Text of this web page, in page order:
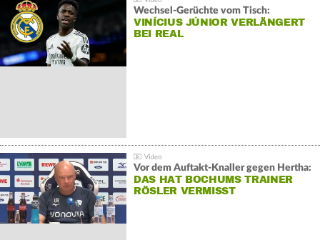
Wechsel-Gerüchte vom Tisch:
VINÍCIUS JÚNIOR VERLÄNGERT
BEI REAL
Vor dem Auftakt-Knaller gegen Hertha:
DAS HAT BOCHUMS TRAINER
RÖSLER VERMISST